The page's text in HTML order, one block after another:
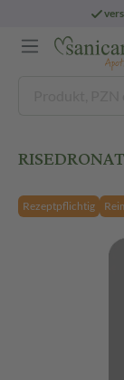
Rezeptpflichtig